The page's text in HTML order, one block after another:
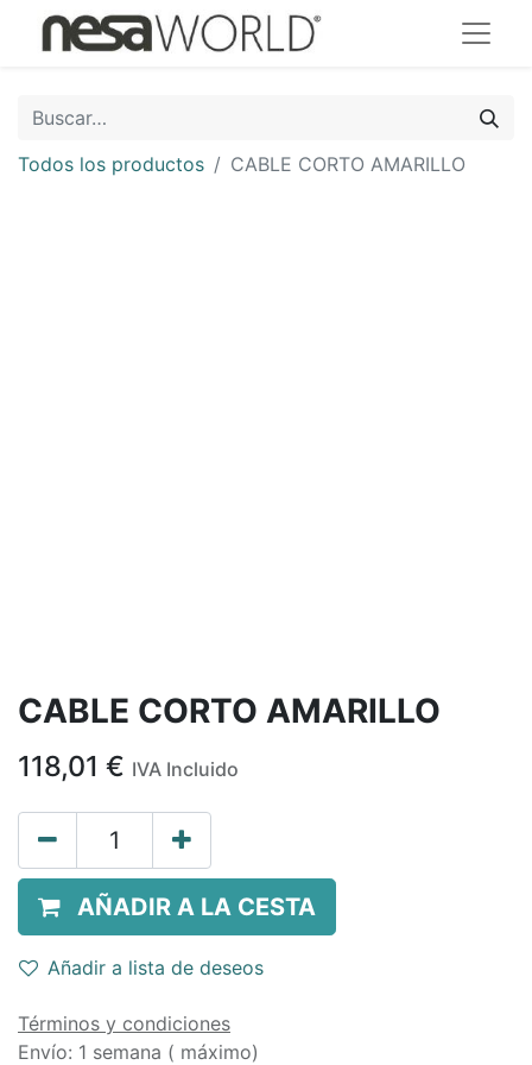
Todos los productos CABLE CORTO AMARILLO
CABLE CORTO AMARILLO
118,01 € IVA Incluido
AÑADIR A LA CESTA
Añadir a lista de deseos
Términos y condiciones
Envío: 1 semana ( máximo)